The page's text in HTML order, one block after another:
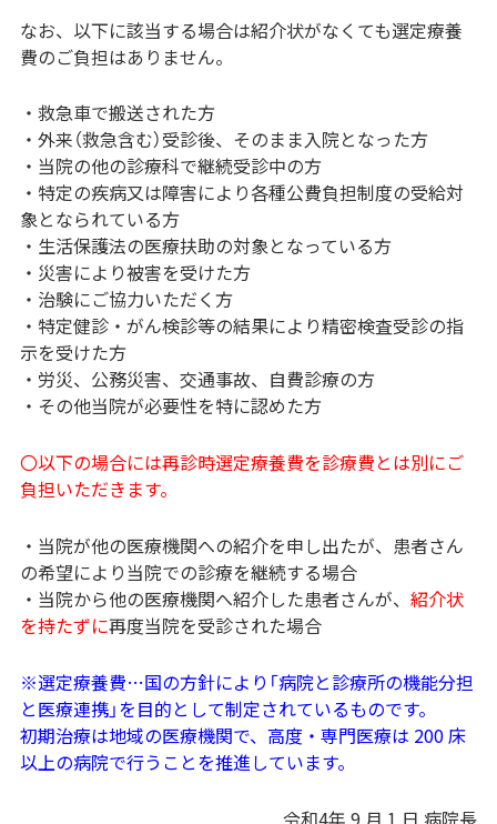
なお、以下に該当する場合は紹介状がなくても選定療養
費のご負担はありません。
・救急車で搬送された方
・外来（救急含む）受診後、そのまま入院となった方
・当院の他の診療科で継続受診中の方
・特定の疾病又は障害により各種公費負担制度の受給対
象となられている方
・生活保護法の医療扶助の対象となっている方
・災害により被害を受けた方
・治験にご協力いただく方
・特定健診・がん検診等の結果により精密検査受診の指
示を受けた方
・労災、公務災害、交通事故、自費診療の方
・その他当院が必要性を特に認めた方
〇以下の場合には再診時選定療養費を診療費とは別にご
負担いただきます。
・当院が他の医療機関への紹介を申し出たが、患者さん
の希望により当院での診療を継続する場合
・当院から他の医療機関へ紹介した患者さんが、 紹介状
を持たずに再度当院を受診された場合
※選定療養費…国の方針により「病院と診療所の機能分担
と医療連携」を目的として制定されているものです。
初期治療は地域の医療機関で、高度・専門医療は 200 床
以上の病院で行うことを推進しています。
令和4年 9 月 1 日 病院長